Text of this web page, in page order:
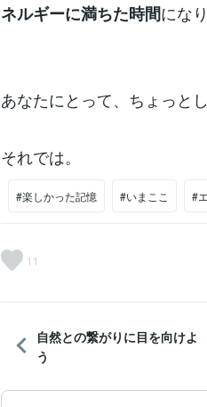
ネルギーに満ちた時間にな
あなたにとって、ちょっと
それでは。
#楽しかった記憶 #いまここ #
11
自然との繋がりに目を向けよ
う